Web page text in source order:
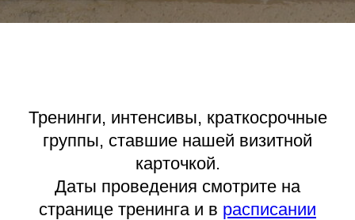
Тренинги, интенсивы, краткосрочные
группы, ставшие нашей визитной
карточкой.
Даты проведения смотрите на
странице тренинга и в расписании